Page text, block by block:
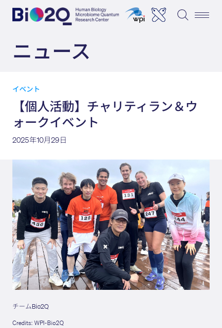
ニュース
イベント
【個人活動】チャリティラン＆ウ
ォークイベント
2025年10月29日
チームBio2Q
Credits: WPI-Bio2Q